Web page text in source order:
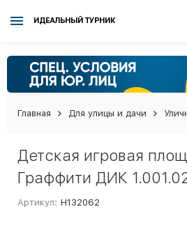
ИДЕАЛЬНЫЙ ТУРНИК
Главная Для улицы и дачи
Детская игровая
Граффити ДИК
Артикул: Н132062